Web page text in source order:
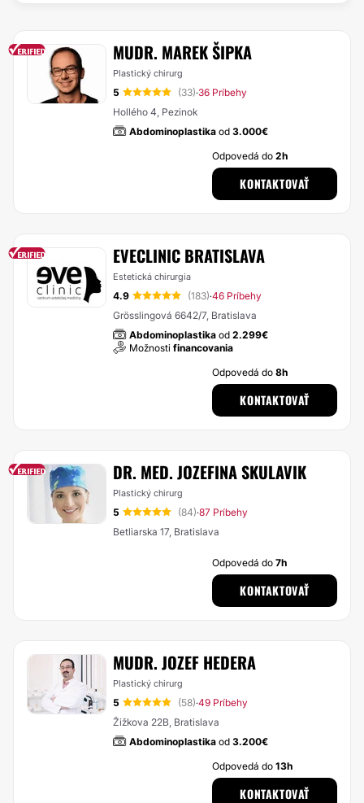
MUDR. MAREK ŠIPKA
Plastický chirurg
5 (33)·36 Príbehy
Hollého 4, Pezinok
Abdominoplastika od 3.000€
Odpovedá do2h
KONTAKTOVAŤ
EVECLINIC BRATISLAVA
Estetická chirurgia
4.9 (183)·46 Príbehy
Grösslingová 6642/7, Bratislava
Abdominoplastika od 2.299€
Možnosti financovania
Odpovedá do8h
KONTAKTOVAŤ
DR. MED. JOZEFINA SKULAVIK
Plastický chirurg
5 (84)·87 Príbehy
Betliarska 17, Bratislava
Odpovedá do7h
KONTAKTOVAŤ
MUDR. JOZEF HEDERA
Plastický chirurg
5 (58)·49 Príbehy
Žižkova 22B, Bratislava
Abdominoplastika od 3.200€
Odpovedá do13h
KONTAKTOVAŤ